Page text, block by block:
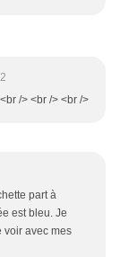
/> <br /> <br />
part à
est bleu. Je
voir avec mes